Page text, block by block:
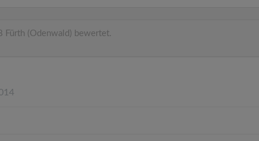
Fürth (Odenwald) bewertet.